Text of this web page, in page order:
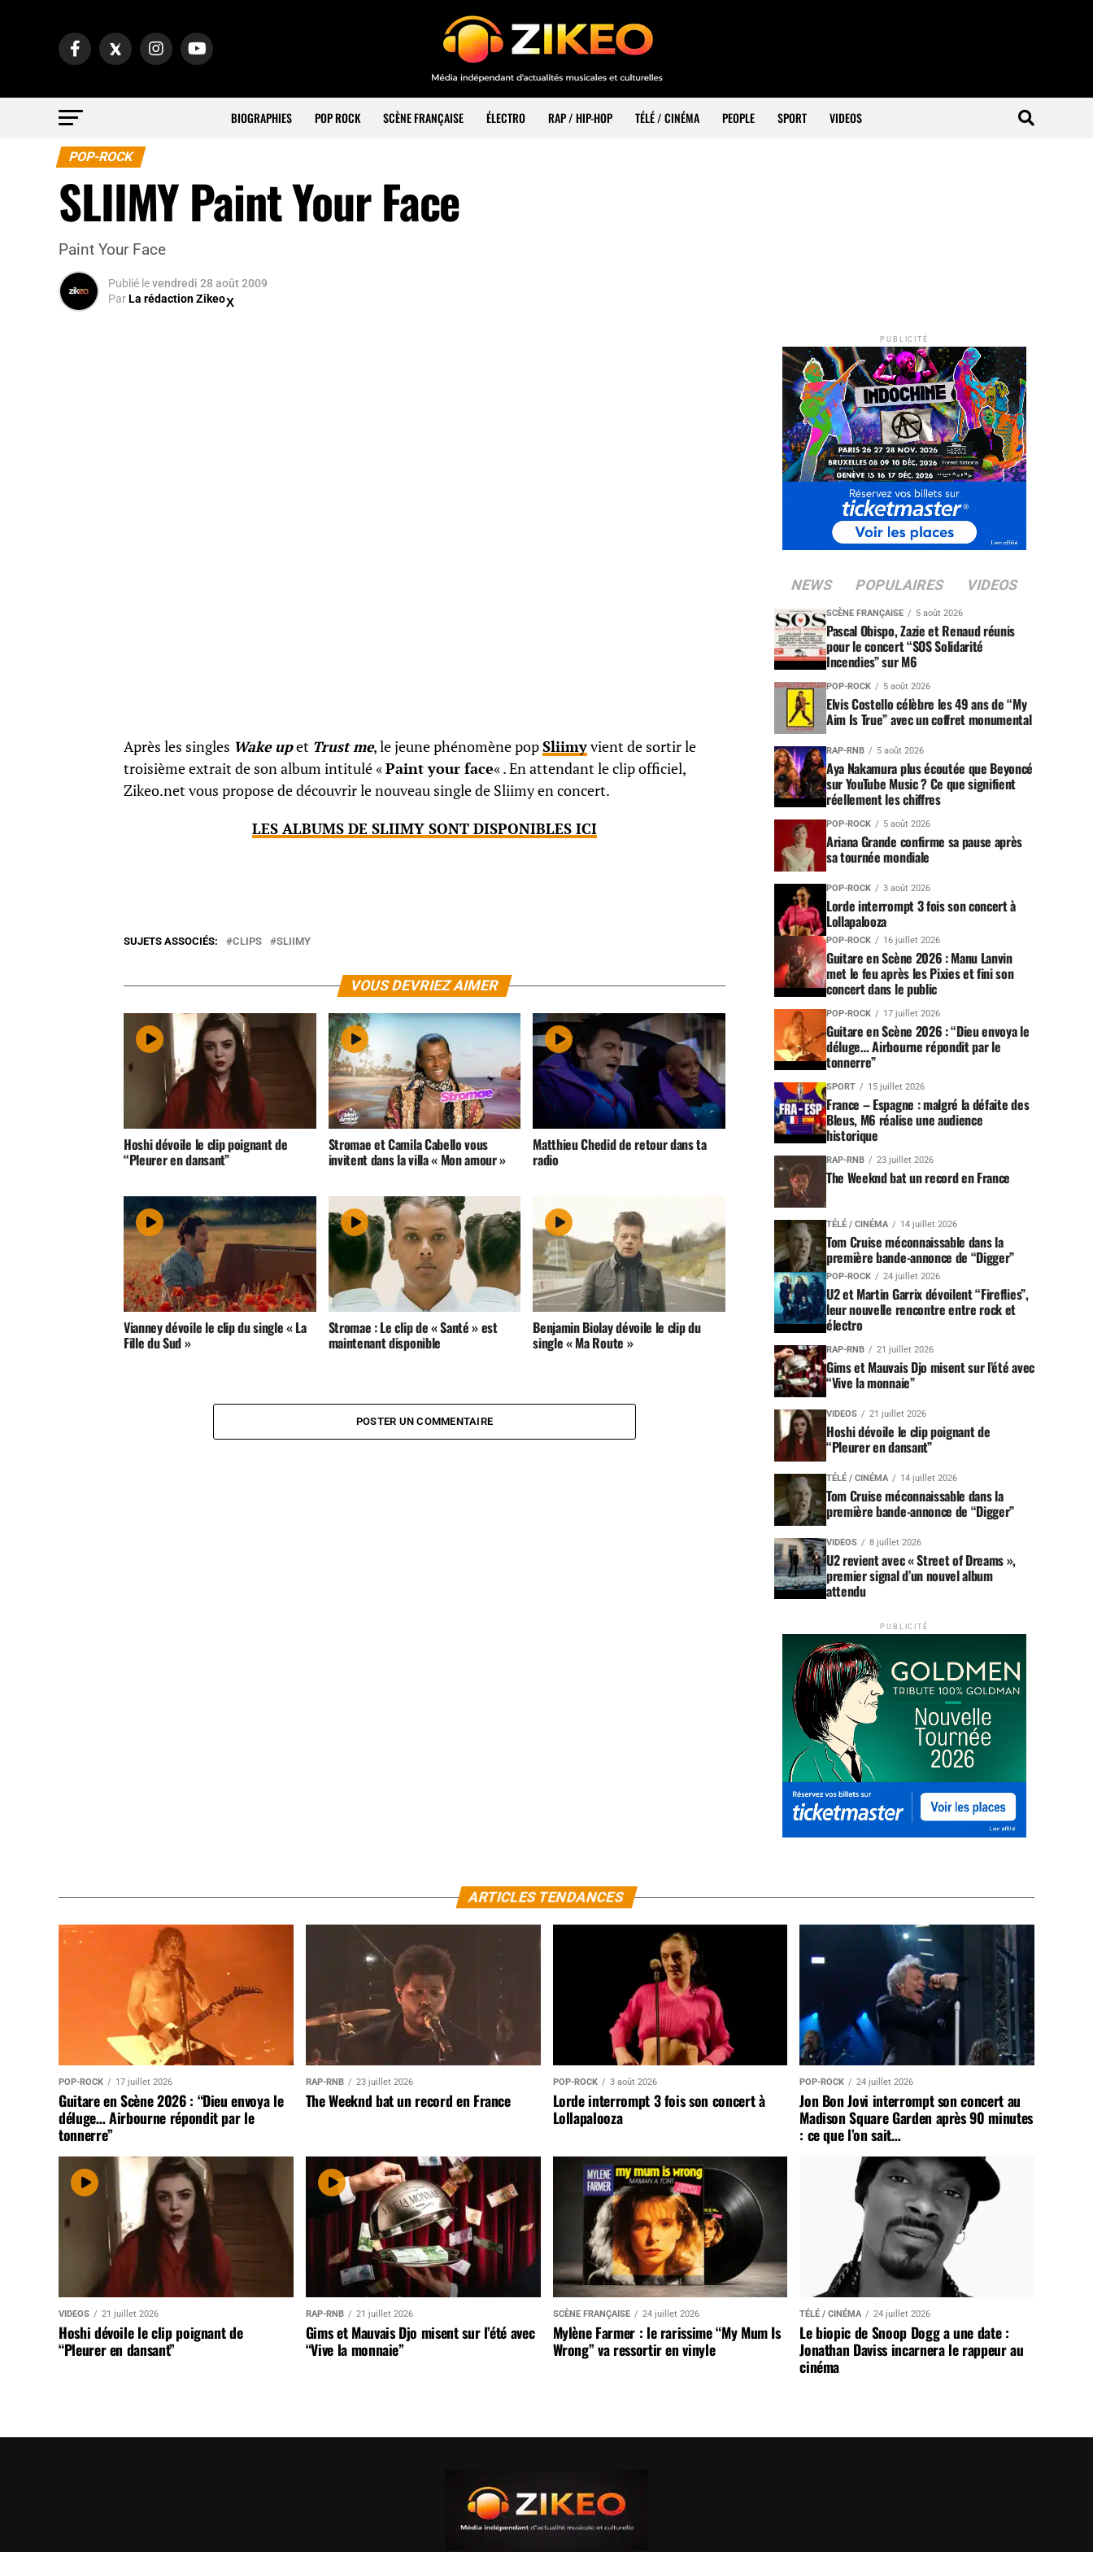
BIOGRAPHIES POP ROCK SCÈNE FRANÇAISE ÉLECTRO RAP / HIP-HOP TÉLÉ / CINÉMA PEOPLE SPORT VIDEOS
POP-ROCK
SLIIMY Paint Your Face
Paint Your Face
Publié levendredi 28 août 2009
ParLa rédaction Zikeo
Après les singles Wake upet Trust me, le jeune phénomène popSliimyvient de sortir le
troisième extrait de son album intitulé «Paint your face« . En attendant le clip officiel,
Zikeo.net vous propose de découvrir le nouveau single de Sliimy en concert.
LES ALBUMS DE SLIIMY SONT DISPONIBLES ICI
SUJETS ASSOCIÉS: CLIPS SLIIMY
VOUS DEVRIEZ AIMER
Hoshi dévoile le clip poignant de
“Pleurer en dansant”
Stromae et Camila Cabello vous
invitent dans la villa « Mon amour »
Matthieu Chedid de retour dans ta
radio
Vianney dévoile le clip du single « La
Fille du Sud »
Stromae : Le clip de « Santé » est
maintenant disponible
Benjamin Biolay dévoile le clip du
single « Ma Route »
POSTER UN COMMENTAIRE
PUBLICITÉ
NEWS POPULAIRES VIDEOS
SCÈNE FRANÇAISE 5 août 2026
Pascal Obispo, Zazie et Renaud réunis
pour le concert “SOS Solidarité
Incendies” sur M6
POP-ROCK 5 août 2026
Elvis Costello célèbre les 49 ans de “My
Aim Is True” avec un coffret monumental
RAP-RNB 5 août 2026
Aya Nakamura plus écoutée que Beyoncé
sur YouTube Music ? Ce que signifient
réellement les chiffres
POP-ROCK 5 août 2026
Ariana Grande confirme sa pause après
sa tournée mondiale
POP-ROCK 3 août 2026
Lorde interrompt 3 fois son concert à
Lollapalooza
POP-ROCK 16 juillet 2026
Guitare en Scène 2026 : Manu Lanvin
met le feu après les Pixies et fini son
concert dans le public
POP-ROCK 17 juillet 2026
Guitare en Scène 2026 : “Dieu envoya le
déluge… Airbourne répondit par le
tonnerre”
SPORT 15 juillet 2026
France – Espagne : malgré la défaite des
Bleus, M6 réalise une audience
historique
RAP-RNB 23 juillet 2026
The Weeknd bat un record en France
TÉLÉ / CINÉMA 14 juillet 2026
Tom Cruise méconnaissable dans la
première bande-annonce de “Digger”
POP-ROCK 24 juillet 2026
U2 et Martin Garrix dévoilent “Fireflies”,
leur nouvelle rencontre entre rock et
électro
RAP-RNB 21 juillet 2026
Gims et Mauvais Djo misent sur l’été avec
“Vive la monnaie”
VIDEOS 21 juillet 2026
Hoshi dévoile le clip poignant de
“Pleurer en dansant”
TÉLÉ / CINÉMA 14 juillet 2026
Tom Cruise méconnaissable dans la
première bande-annonce de “Digger”
VIDEOS 8 juillet 2026
U2 revient avec « Street of Dreams »,
premier signal d’un nouvel album
attendu
PUBLICITÉ
ARTICLES TENDANCES
POP-ROCK 17 juillet 2026
Guitare en Scène 2026 : “Dieu envoya le
déluge… Airbourne répondit par le
tonnerre”
RAP-RNB 23 juillet 2026
The Weeknd bat un record en France
POP-ROCK 3 août 2026
Lorde interrompt 3 fois son concert à
Lollapalooza
POP-ROCK 24 juillet 2026
Jon Bon Jovi interrompt son concert au
Madison Square Garden après 90 minutes
: ce que l’on sait…
VIDEOS 21 juillet 2026
Hoshi dévoile le clip poignant de
“Pleurer en dansant”
RAP-RNB 21 juillet 2026
Gims et Mauvais Djo misent sur l’été avec
“Vive la monnaie”
SCÈNE FRANÇAISE 24 juillet 2026
Mylène Farmer : le rarissime “My Mum Is
Wrong” va ressortir en vinyle
TÉLÉ / CINÉMA 24 juillet 2026
Le biopic de Snoop Dogg a une date :
Jonathan Daviss incarnera le rappeur au
cinéma